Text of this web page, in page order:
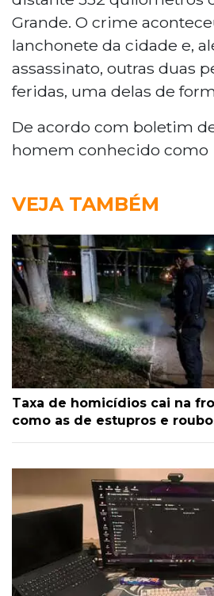
Grande. O crime
lanchonete da cidade e,
assassinato, outras duas
feridas, uma delas de
De acordo com boletim
homem conhecido como
VEJA TAMBÉM
Taxa de homicídios cai na
como as de estupros e